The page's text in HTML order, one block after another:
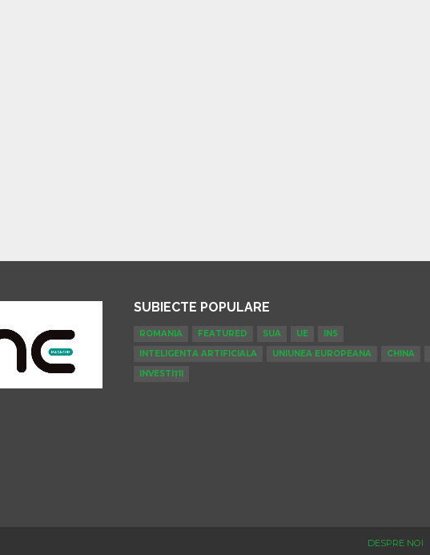
SUBIECTE POPULARE
ROMANIA FEATURED SUA UE
INS
INTELIGENTA ARTIFICIALA
UNIUNEA EUROPEANA CHINA
INVESTIȚII
DESPRE NOI